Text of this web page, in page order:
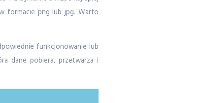
formacie png lub jpg. Warto
funkcjonowanie lub
dane pobiera, przetwarza i